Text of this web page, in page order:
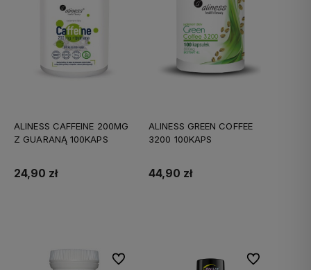
ALINESS CAFFEINE 200MG
Z GUARANĄ 100KAPS
24,90 zł
ALINESS GREEN COFFEE
3200 100KAPS
44,90 zł
Do ulubionych Do ulubionych